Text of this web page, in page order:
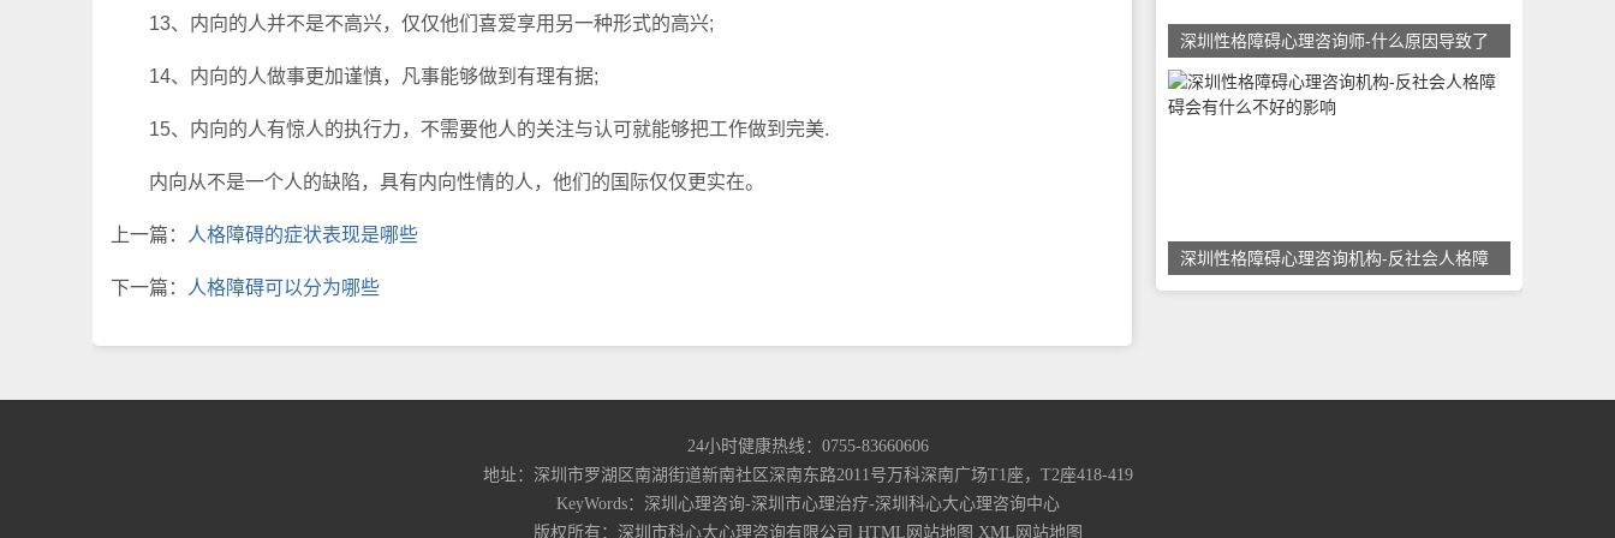
13、内向的人并不是不高兴，仅仅他们喜爱享用另一种形式的高兴;
14、内向的人做事更加谨慎，凡事能够做到有理有据;
15、内向的人有惊人的执行力，不需要他人的关注与认可就能够把工作做到完美.
内向从不是一个人的缺陷，具有内向性情的人，他们的国际仅仅更实在。
上一篇： 人格障碍的症状表现是哪些
下一篇： 人格障碍可以分为哪些
深圳性格障碍心理咨询师-什么原因导致了
深圳性格障碍心理咨询机构-反社会人格障
24小时健康热线：0755-83660606
地址：深圳市罗湖区南湖街道新南社区深南东路2011号万科深南广场T1座，T2座418-419
KeyWords：深圳心理咨询-深圳市心理治疗-深圳科心大心理咨询中心
版权所有：深圳市科心大心理咨询有限公司 HTML网站地图 XML网站地图